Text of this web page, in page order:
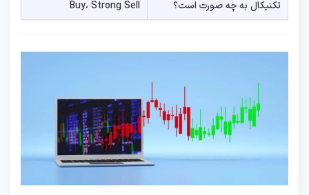
تکنیکال به چه صورت است؟ Buy، Strong Sell